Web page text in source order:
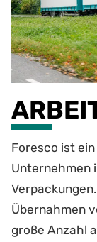
Foresco ist
Unternehmen
Übernahmen
große Anzahl